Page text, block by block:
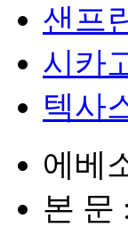
샌프
시카
텍사
에베
본 문